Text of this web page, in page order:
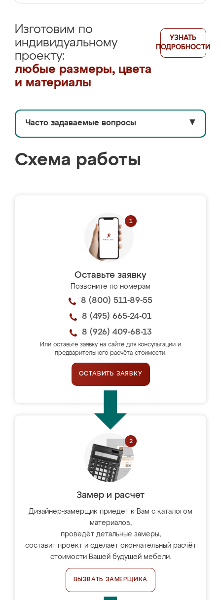
Изготовим по
индивидуальному
проекту:
любые размеры, цвета
и материалы
УЗНАТЬ
ПОДРОБНОСТИ
Часто задаваемые вопросы ▼
Схема работы
Оставьте заявку
Позвоните по номерам
8 (800) 511-89-55
8 (495) 665-24-01
8 (926) 409-68-13
Или оставьте заявку на сайте для консультации и
предварительного расчёта стоимости.
ОСТАВИТЬ ЗАЯВКУ
Замер и расчет
Дизайнер-замерщик приедет к Вам с каталогом
материалов,
проведёт детальные замеры,
составит проект и сделает окончательный расчёт
стоимости Вашей будущей мебели.
ВЫЗВАТЬ ЗАМЕРЩИКА